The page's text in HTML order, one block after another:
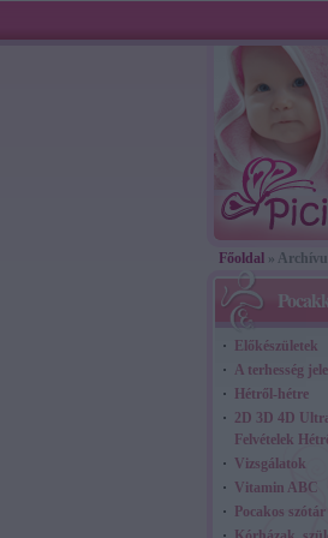
Főoldal »
Előkészületek
A terhesség
Hétről-hétre
2D 3D 4D
Felvételek
Vizsgálatok
Vitamin ABC
Pocakos szótár